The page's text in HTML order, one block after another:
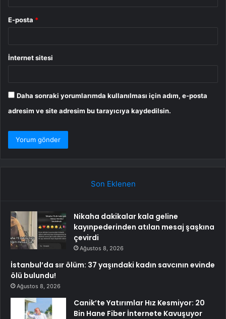
E-posta *
İnternet sitesi
Daha sonraki yorumlarımda kullanılması için adım, e-posta
adresim ve site adresim bu tarayıcıya kaydedilsin.
Son Eklenen
Nikaha dakikalar kala geline
kayınpederinden atılan mesaj şaşkına
çevirdi
Ağustos 8, 2026
İstanbul’da sır ölüm: 37 yaşındaki kadın savcının evinde
ölü bulundu!
Ağustos 8, 2026
Canik’te Yatırımlar Hız Kesmiyor: 20
Bin Hane Fiber İnternete Kavuşuyor